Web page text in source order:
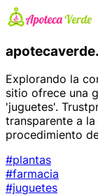
Explorando la
sitio ofrece una
'juguetes'.
transparente a
procedimiento
#plantas
#farmacia
#juguetes